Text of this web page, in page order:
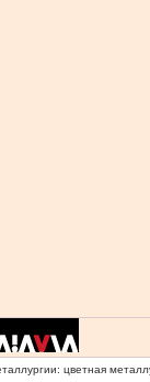
цветная